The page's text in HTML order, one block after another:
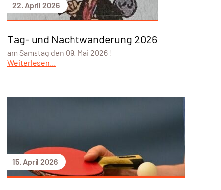
22. April 2026
Tag- und Nachtwanderung 2026
am Samstag den 09. Mai 2026 !
Weiterlesen...
15. April 2026